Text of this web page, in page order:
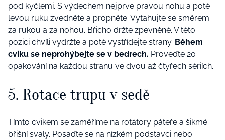
pod kyčlemi. S výdechem nejprve pravou nohu a poté
levou ruku zvedněte a propněte. Vytahujte se směrem
za rukou a za nohou. Břicho držte zpevněné. V této
pozici chvíli vydržte a poté vystřídejte strany. Během
cviku se neprohýbejte se v bedrech. Proveďte 20
opakování na každou stranu ve dvou až čtyřech sériích.
5. Rotace trupu v sedě
Tímto cvikem se zaměříme na rotátory páteře a šikmé
břišní svaly. Posaďte se na nízkém podstavci nebo